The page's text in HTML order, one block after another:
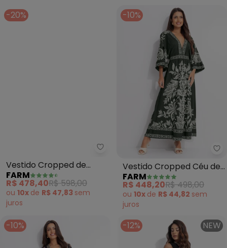
-20%
Farm - Vestido Cropped de
Vestido Cropped de
Viscose Floral Julia
(Estampado)
FARM
R$ 478,40R$ 598,00
ou 10x de R$ 47,83 sem
juros
-10%
Vestido Cropped Céu de
Arara (Verde)
FARM
R$ 448,20R$ 498,00
ou 10x de R$ 44,82 sem
juros
-10% -12% NEW